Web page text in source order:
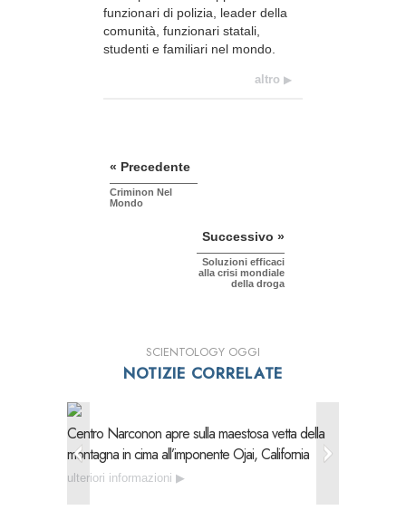
funzionari di polizia, leader della
comunità, funzionari statali,
studenti e familiari nel mondo.
altro
« Precedente
Criminon Nel
Mondo
Successivo »
Soluzioni efficaci
alla crisi mondiale
della droga
SCIENTOLOGY OGGI
NOTIZIE CORRELATE
Centro Narconon apre sullamaestosavetta della
montagna in cima all’imponente Ojai, California
ulteriori informazioni